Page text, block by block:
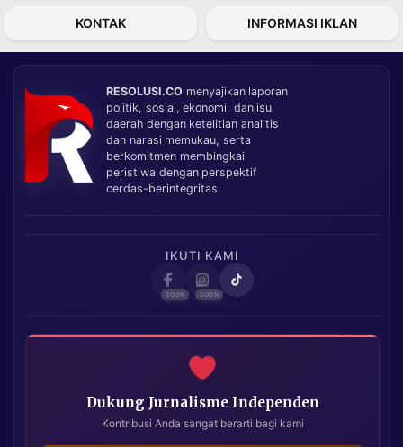
KONTAK INFORMASI IKLAN
RESOLUSI.CO menyajikan laporan
politik, sosial, ekonomi, dan isu
daerah dengan ketelitian analitis
dan narasi memukau, serta
berkomitmen membingkai
peristiwa dengan perspektif
cerdas-berintegritas.
IKUTI KAMI
Dukung Jurnalisme Independen
Kontribusi Anda sangat berarti bagi kami